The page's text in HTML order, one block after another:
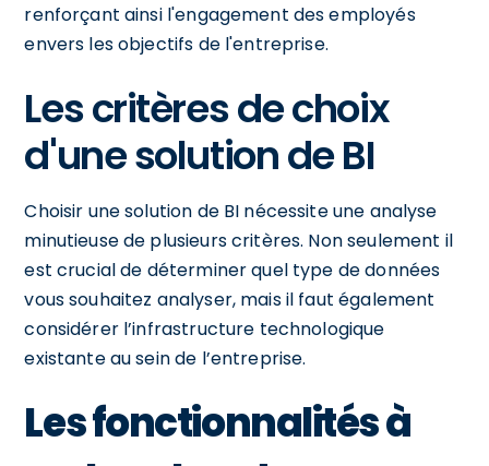
renforçant ainsi l'engagement des employés
envers les objectifs de l'entreprise.
Les critères de choix
d'une solution de BI
Choisir une solution de BI nécessite une analyse
minutieuse de plusieurs critères. Non seulement il
est crucial de déterminer quel type de données
vous souhaitez analyser, mais il faut également
considérer l’infrastructure technologique
existante au sein de l’entreprise.
Les fonctionnalités à